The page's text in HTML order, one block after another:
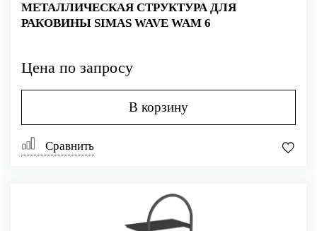
МЕТАЛЛИЧЕСКАЯ СТРУКТУРА ДЛЯ
РАКОВИНЫ SIMAS WAVE WAM 6
Цена по запросу
В корзину
Сравнить